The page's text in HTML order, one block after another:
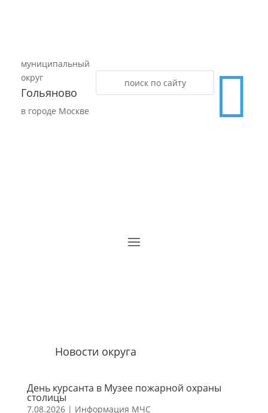
муниципальный
округ
Гольяново
в городе Москве 
Новости округа
День курсанта в Музее пожарной охраны
столицы
7.08.2026| Информация МЧС